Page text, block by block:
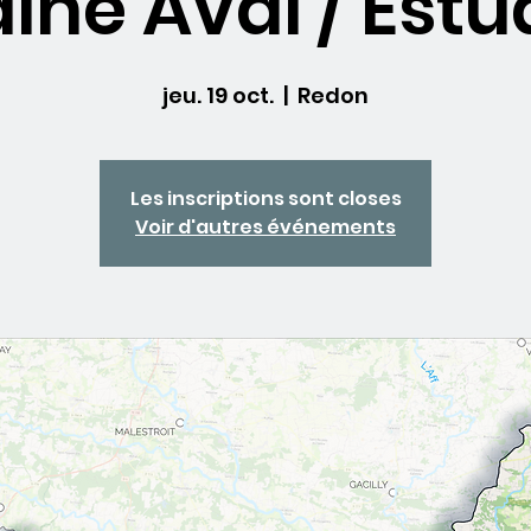
jeu. 19 oct.
  |
Redon
Les inscriptions sont closes
Voir d'autres événements